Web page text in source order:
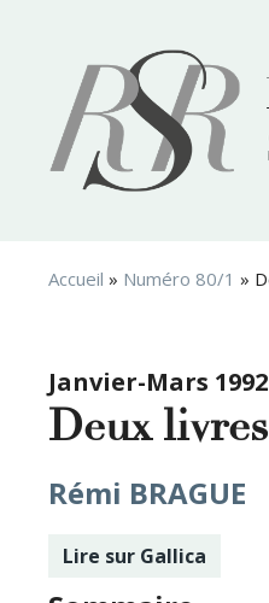
Accueil » Numéro 80/1 »
Janvier-Mars
Deux
Rémi BRAGUE
Lire sur Gallica